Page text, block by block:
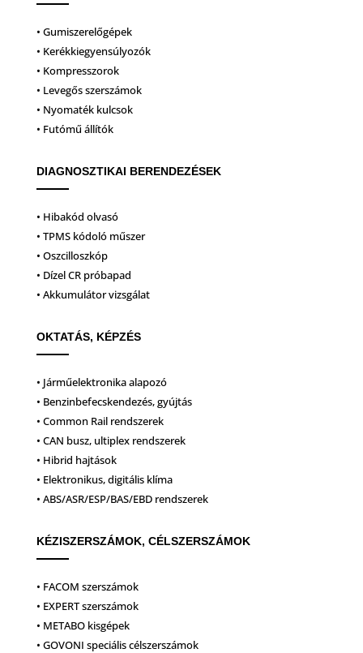
• Gumiszerelőgépek
• Kerékkiegyensúlyozók
• Kompresszorok
• Levegős szerszámok
• Nyomaték kulcsok
• Futómű állítók
DIAGNOSZTIKAI BERENDEZÉSEK
• Hibakód olvasó
• TPMS kódoló műszer
• Oszcilloszkóp
• Dízel CR próbapad
• Akkumulátor vizsgálat
OKTATÁS, KÉPZÉS
• Járműelektronika alapozó
• Benzinbefecskendezés, gyújtás
• Common Rail rendszerek
• CAN busz, ultiplex rendszerek
• Hibrid hajtások
• Elektronikus, digitális klíma
• ABS/ASR/ESP/BAS/EBD rendszerek
KÉZISZERSZÁMOK, CÉLSZERSZÁMOK
• FACOM szerszámok
• EXPERT szerszámok
• METABO kisgépek
• GOVONI speciális célszerszámok